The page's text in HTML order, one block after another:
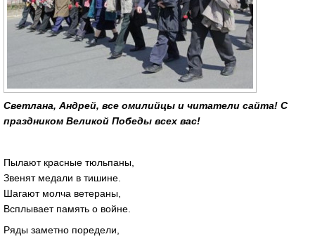
Светлана, Андрей, все омилийцы и читатели сайта! С
праздником Великой Победы всех вас!
Пылают красные тюльпаны,
Звенят медали в тишине.
Шагают молча ветераны,
Всплывает память о войне.
Ряды заметно поредели,